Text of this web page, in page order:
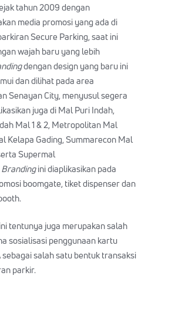
tahun 2009 dengan
media promosi yang ada di
Secure Parking, saat ini
wajah baru yang lebih
dengan design yang baru ini
dan dilihat pada area
Senayan City, menyusul segera
juga di Mal Puri Indah,
Mal 1 & 2, Metropolitan Mal
Kelapa Gading, Summarecon Mal
Supermal
Brandingini diaplikasikan pada
boomgate, tiket dispenser dan
ini tentunya juga merupakan salah
sosialisasi penggunaan kartu
sebagai salah satu bentuk transaksi
parkir.